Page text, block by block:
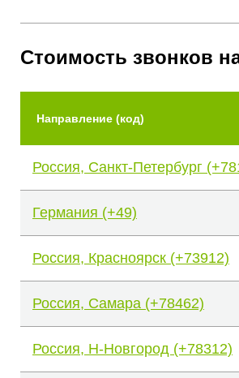
Стоимость звонков
Направление (код)
Россия, Санкт-Петербург
Германия (+49)
Россия, Красноярск (+73912)
Россия, Самара (+78462)
Россия, Н-Новгород (+78312)